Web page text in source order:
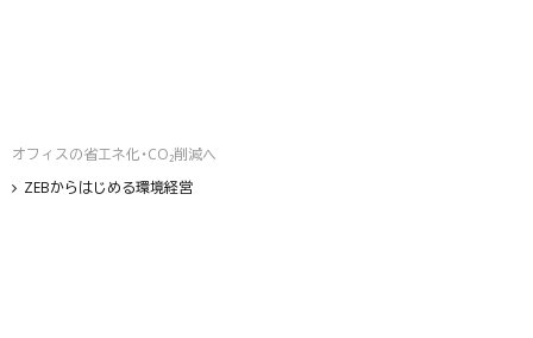
オフィスの省エネ化・CO₂削減へ
ZEBからはじめる環境経営